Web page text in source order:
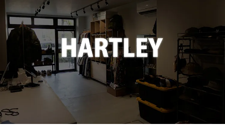
CONVERSE
Cotton Expressions